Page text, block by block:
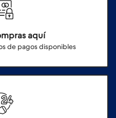
aquí
de pagos disponibles